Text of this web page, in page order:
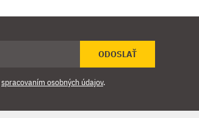
ODOSLAŤ
spracovaním osobných údajov.